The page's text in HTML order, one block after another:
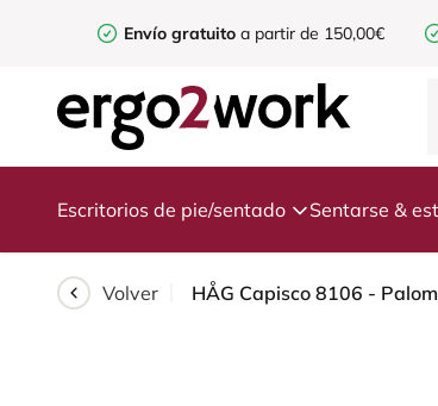
Envío gratuito a partir de 150,00€
Escritorios de pie/sentado Sentarse &
Volver HÅG Capisco 8106 -